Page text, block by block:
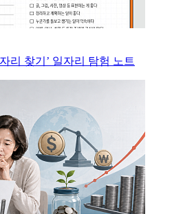
리 찾기’ 일자리 탐험 노트